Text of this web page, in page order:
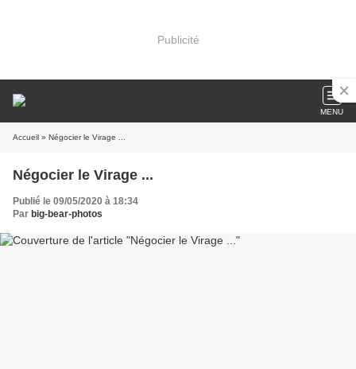
Publicité
MENU
Accueil » Négocier le Virage ...
Négocier le Virage ...
Publié le 09/05/2020 à 18:34
Par big-bear-photos